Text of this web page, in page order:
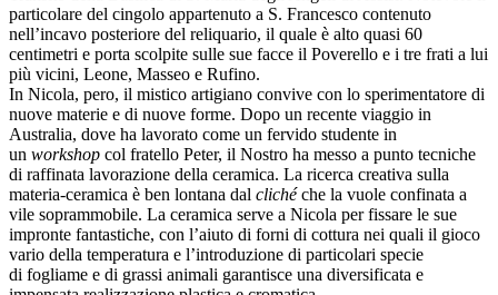
particolare del cingolo appartenuto a S. Francesco contenuto
nell’incavo posteriore del reliquario, il quale è alto quasi 60
centimetri e porta scolpite sulle sue facce il Poverello e i tre frati a lui
più vicini, Leone, Masseo e Rufino.
In Nicola, pero, il mistico artigiano convive con lo sperimentatore di
nuove materie e di nuove forme. Dopo un recente viaggio in
Australia, dove ha lavorato come un fervido studente in
un workshop col fratello Peter, il Nostro ha messo a punto tecniche
di raffinata lavorazione della ceramica. La ricerca creativa sulla
materia-ceramica è ben lontana dal clichéche la vuole confinata a
vile soprammobile. La ceramica serve a Nicola per fissare le sue
impronte fantastiche, con l’aiuto di forni di cottura nei quali il gioco
vario della temperatura e l’introduzione di particolari specie
di fogliame e di grassi animali garantisce una diversificata e